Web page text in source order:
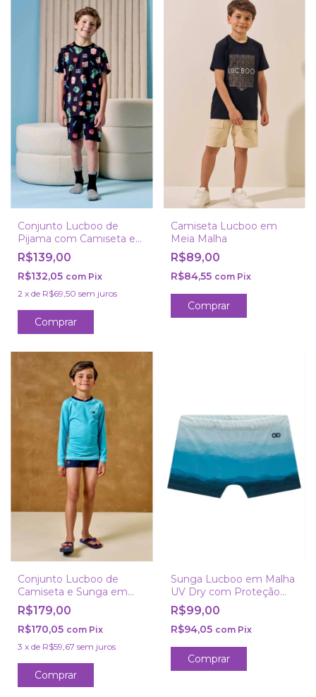
Conjunto Lucboo de
Pijama com Camiseta e
Bermuda em Malha
Power
R$139,00
R$132,05 com Pix
2 x de R$69,50 sem juros
Comprar
Camiseta Lucboo em
Meia Malha
R$89,00
R$84,55 com Pix
Comprar
Conjunto Lucboo de
Camiseta e Sunga em
Malha UV Dry com
Proteção UV50+
R$179,00
R$170,05 com Pix
3 x de R$59,67 sem juros
Comprar
Sunga Lucboo em Malha
UV Dry com Proteção
UV50+
R$99,00
R$94,05 com Pix
Comprar